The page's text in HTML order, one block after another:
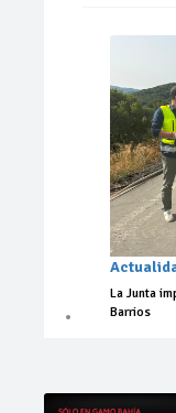
La Junta
Barrios